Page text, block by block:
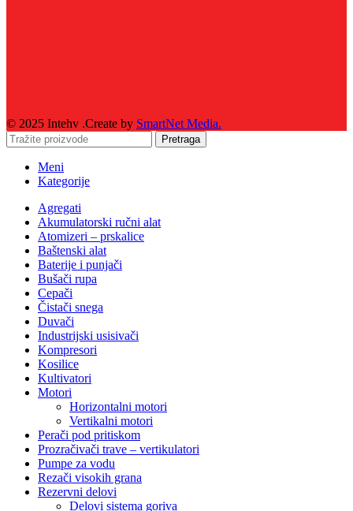
© 2025 Intehv .Create by SmartNet Media.
Pretraga
Meni
Kategorije
Agregati
Akumulatorski ručni alat
Atomizeri – prskalice
Baštenski alat
Baterije i punjači
Bušači rupa
Cepači
Čistači snega
Duvači
Industrijski usisivači
Kompresori
Kosilice
Kultivatori
Motori
Horizontalni motori
Vertikalni motori
Perači pod pritiskom
Prozračivači trave – vertikulatori
Pumpe za vodu
Rezači visokih grana
Rezervni delovi
Delovi sistema goriva